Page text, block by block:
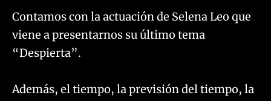
Contamos con la actuación de Selena Leo que
viene a presentarnos su último tema
“Despierta”.
Además, el tiempo, la previsión del tiempo, la